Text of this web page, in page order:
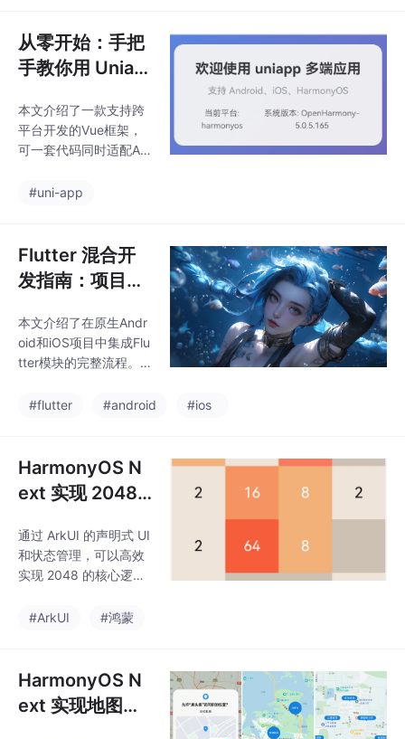
层实现多业务域API地址
统一管理，业务层通过
服务类封装具体接口调
计了基于MD5的参数签
名算法，包含参数排
序、密钥拼接、加密验
拦截器自动处理签名流
等高级特性，并给出密
钥管理、性能优化
从零开始：手把
手教你用 Uniap
用
本文介绍了一款支持跨
平台开发的Vue框架，
可一套代码同时适配An
统。该框架采用最新技
供开箱即用的功能模
块，包括网络请求、本
地存储和常用组件等。
计，核心功能包含状态
管理（Pinia）和网络请
求封装，前者统一管理
化服务器通信流程。通
维
#uni-app
Flutter 混合开
发指南：项目打
id/iOS 集成
本文介绍了在原生Andr
oid和iOS项目中集成Flu
tter模块的完整流程。
dule项目，然后针对不
生成AAR包，在Gradle
中添加本地仓库依赖；i
OS通过flutter build ios
work，手动或通过Coc
oaPods集成。文章详细
说明了两种平台的具体
#flutter #android #ios
HarmonyOS N
ext 实现 2048
通过 ArkUI 的声明式 UI
和状态管理，可以高效
实现 2048 的核心逻
处理状态驱动 UI 自动更
2048 小游戏。
#ArkUI #鸿蒙
HarmonyOS N
ext 实现地图找